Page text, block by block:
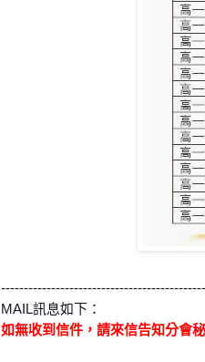
MAIL訊息如下：
如無收到信件，請來信告知分會